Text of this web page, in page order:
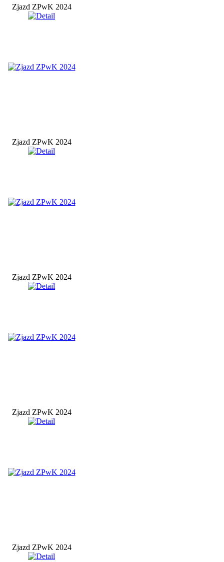
Zjazd ZPwK 2024
Zjazd ZPwK 2024
Zjazd ZPwK 2024
Zjazd ZPwK 2024
Zjazd ZPwK 2024